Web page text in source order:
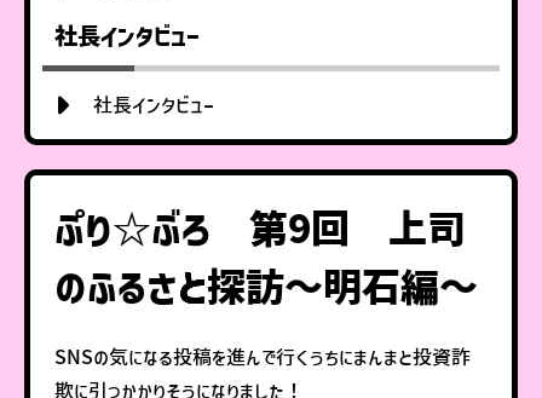
社長インタビュー
社長インタビュー
ぷり☆ぶろ 第9回 上司
のふるさと探訪～明石編～
SNSの気になる投稿を進んで行くうちにまんまと投資詐
欺に引っかかりそうになりました！